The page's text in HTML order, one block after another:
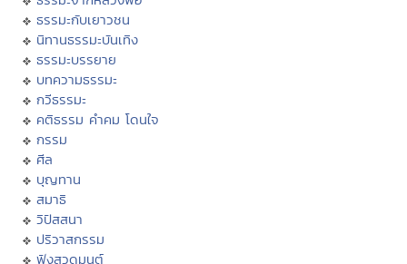
ธรรมะกับเยาวชน
นิทานธรรมะบันเทิง
ธรรมะบรรยาย
บทความธรรมะ
กวีธรรมะ
คติธรรม คำคม โดนใจ
กรรม
ศีล
บุญทาน
สมาธิ
วิปัสสนา
ปริวาสกรรม
ฟังสวดมนต์